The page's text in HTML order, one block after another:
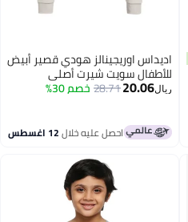
اديداس اوريجينالز هودي قصير أبيض
للأطفال سويت شيرت أصلي
ريال20.06
28.71خصم 30%
احصل عليه خلال12 اغسطس